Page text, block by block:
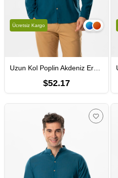
Uzun Kol Poplin Akdeniz Erkek Yazlık Gömlek Petrol Ptrl
$52.17
Ücretsiz Kargo